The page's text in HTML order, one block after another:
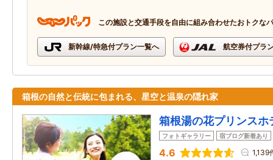
この施設と交通手段を自由に組み合わせたおトクな
新幹線/特急付プラン一覧へ 航空券付プラ
箱根の自然と伝統に包まれる、星空と温泉の隠れ家
箱根湯の花プリンスホ
フォトギャラリー 宿ブログ新着あり
4.6 1,139